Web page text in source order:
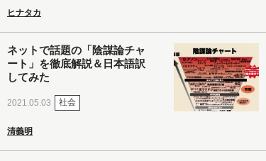
ヒナタカ
ネットで話題の「陰謀論チャ
ート」を徹底解説＆日本語訳
してみた
2021.05.03 社会
清義明